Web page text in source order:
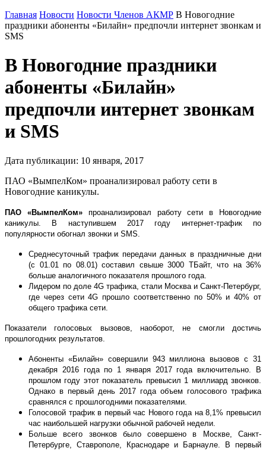
Главная Новости Новости Членов АКМР В Новогодние
праздники абоненты «Билайн» предпочли интернет звонкам и
SMS
В Новогодние праздники
абоненты «Билайн»
предпочли интернет звонкам
и SMS
Дата публикации: 10 января, 2017
ПАО «ВымпелКом» проанализировал работу сети в
Новогодние каникулы.
ПАО «ВымпелКом»проанализировал работу сети в Новогодние
каникулы.
В наступившем 2017 году интернет-трафик по
популярности обогнал звонки и SMS.
Среднесуточный трафик передачи данных в праздничные дни
(с 01.01 по 08.01) составил свыше 3000 ТБайт, что на 36%
больше аналогичного показателя прошлого года.
Лидером по доле 4G трафика, стали Москва и Санкт-Петербург,
где через сети 4G прошло соответственно по 50% и 40% от
общего трафика сети.
Показатели голосовых вызовов, наоборот, не смогли достичь
прошлогодних результатов.
Абоненты «Билайн» совершили 943 миллиона вызовов с 31
декабря 2016 года по 1 января 2017 года включительно. В
прошлом году этот показатель превысил 1 миллиард звонков.
Однако в первый день 2017 года объем голосового трафика
сравнялся с прошлогодними показателями.
Голосовой трафик в первый час Нового года на 8,1% превысил
час наибольшей нагрузки обычной рабочей недели.
Больше всего звонков было совершено в Москве, Санкт-
Петербурге, Ставрополе, Краснодаре и Барнауле. В первый